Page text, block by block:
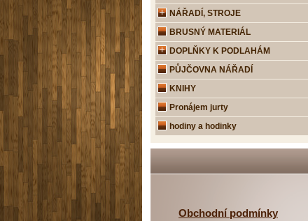
NÁŘADÍ, STROJE
BRUSNÝ MATERIÁL
DOPLŇKY K PODLAHÁM
PŮJČOVNA NÁŘADÍ
KNIHY
Pronájem jurty
hodiny a hodinky
Obchodní podmínky